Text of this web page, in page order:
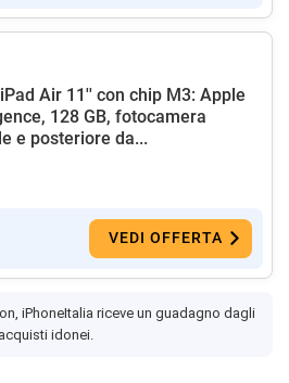
Air 11'' con chip M3: Apple
128 GB, fotocamera
e posteriore da...
VEDI OFFERTA
iPhoneItalia riceve un guadagno dagli
acquisti idonei.